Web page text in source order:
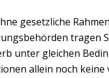
gesetzliche
tragen
unter gleichen
allein noch